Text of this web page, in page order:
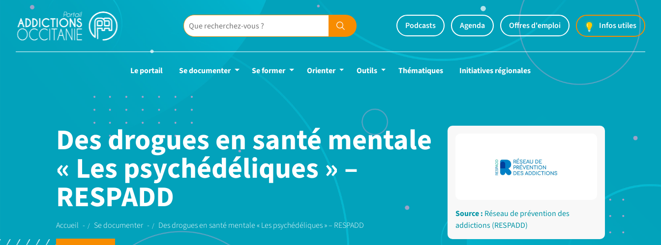
Podcasts Agenda Offres d'emploi Infos utiles
Le portail Se documenter Se former Orienter Outils Thématiques Initiatives régionales
Des drogues en santé mentale
« Les psychédéliques » –
RESPADD
Accueil Se documenter Des drogues en santé mentale « Les psychédéliques » – RESPADD
Source : Réseau de prévention des
addictions (RESPADD)